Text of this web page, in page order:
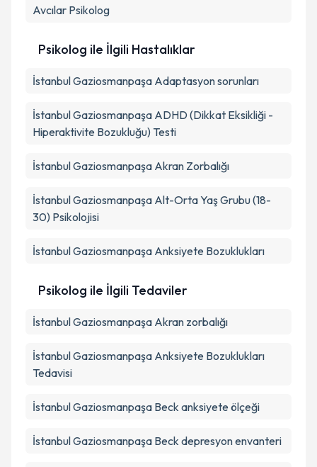
Avcılar Psikolog
Psikolog ile İlgili Hastalıklar
İstanbul Gaziosmanpaşa Adaptasyon sorunları
İstanbul Gaziosmanpaşa ADHD (Dikkat Eksikliği -
Hiperaktivite Bozukluğu) Testi
İstanbul Gaziosmanpaşa Akran Zorbalığı
İstanbul Gaziosmanpaşa Alt-Orta Yaş Grubu (18-
30) Psikolojisi
İstanbul Gaziosmanpaşa Anksiyete Bozuklukları
Psikolog ile İlgili Tedaviler
İstanbul Gaziosmanpaşa Akran zorbalığı
İstanbul Gaziosmanpaşa Anksiyete Bozuklukları
Tedavisi
İstanbul Gaziosmanpaşa Beck anksiyete ölçeği
İstanbul Gaziosmanpaşa Beck depresyon envanteri